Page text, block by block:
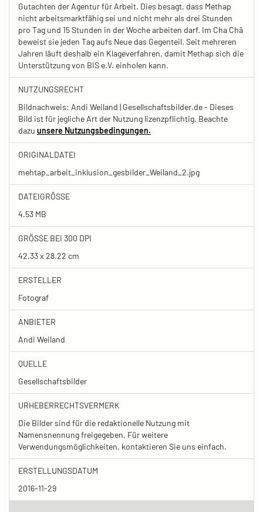
Gutachten der Agentur für Arbeit. Dies besagt, dass Methap
nicht arbeitsmarktfähig sei und nicht mehr als drei Stunden
pro Tag und 15 Stunden in der Woche arbeiten darf. Im Cha Chã
beweist sie jeden Tag aufs Neue das Gegenteil. Seit mehreren
Jahren läuft deshalb ein Klageverfahren, damit Methap sich die
Unterstützung von BIS e.V. einholen kann.
NUTZUNGSRECHT
Bildnachweis: Andi Weiland | Gesellschaftsbilder.de - Dieses
Bild ist für jegliche Art der Nutzung lizenzpflichtig. Beachte
dazu unsere Nutzungsbedingungen.
ORIGINALDATEI
mehtap_arbeit_inklusion_gesbilder_Weiland_2.jpg
DATEIGRÖSSE
4.53 MB
GRÖSSE BEI 300 DPI
42.33 x 28.22 cm
ERSTELLER
Fotograf
ANBIETER
Andi Weiland
QUELLE
Gesellschaftsbilder
URHEBERRECHTSVERMERK
Die Bilder sind für die redaktionelle Nutzung mit
Namensnennung freigegeben. Für weitere
Verwendungsmöglichkeiten, kontaktieren Sie uns einfach.
ERSTELLUNGSDATUM
2016-11-29